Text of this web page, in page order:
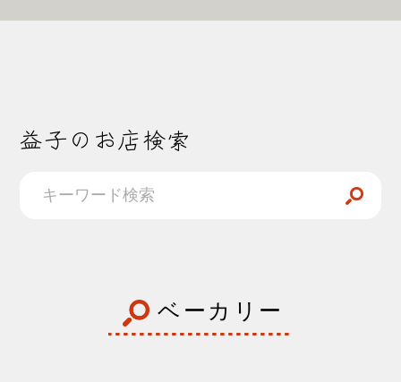
益子のお店検索
ベーカリー